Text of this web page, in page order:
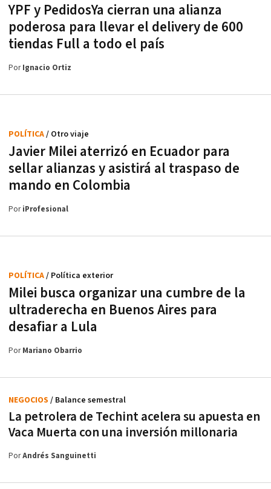
YPF y PedidosYa cierran una alianza
poderosa para llevar el delivery de 600
tiendas Full a todo el país
PorIgnacio Ortiz
Javier Milei aterrizó en Ecuador para
sellar alianzas y asistirá al traspaso de
mando en Colombia
POLÍTICA/ Otro viaje
PoriProfesional
Milei busca organizar una cumbre de la
ultraderecha en Buenos Aires para
desafiar a Lula
POLÍTICA/ Política exterior
PorMariano Obarrio
La petrolera de Techint acelera su apuesta en
Vaca Muerta con una inversión millonaria
NEGOCIOS / Balance semestral
PorAndrés Sanguinetti